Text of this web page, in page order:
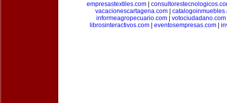
empresastextiles.com|
vacacionescartagena.com
informeagropecuario.com| votociudadano.com
librosinteractivos.com| eventosempresas.com|